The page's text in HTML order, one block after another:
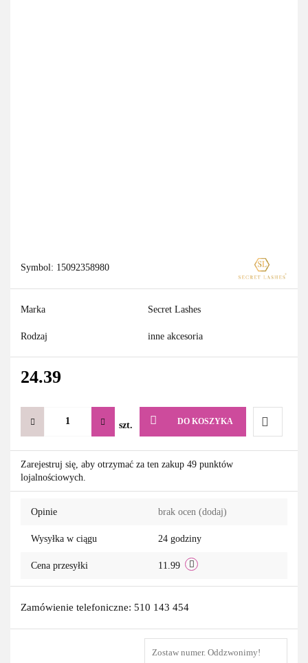
Symbol: 15092358980
Marka Secret Lashes
Rodzaj inne akcesoria
24.39
szt. DO KOSZYKA
Do
Zarejestruj się, aby otrzymać za ten zakup 49 punktów
lojalnościowych.
Opinie brak ocen (dodaj)
Wysyłka w ciągu 24 godziny
Cena przesyłki 11.99
Zamówienie telefoniczne: 510 143 454